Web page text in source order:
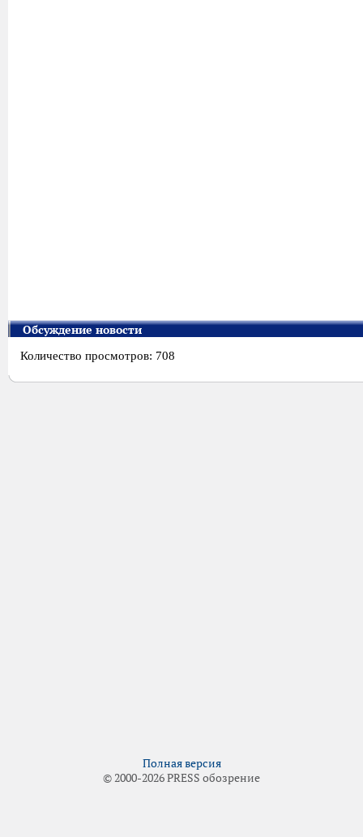
Обсуждение новости
Количество просмотров: 708
Полная версия
© 2000-2026 PRESS обозрение